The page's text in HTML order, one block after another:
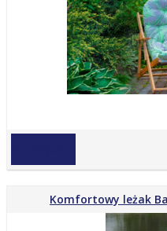
Komfortowy leżak